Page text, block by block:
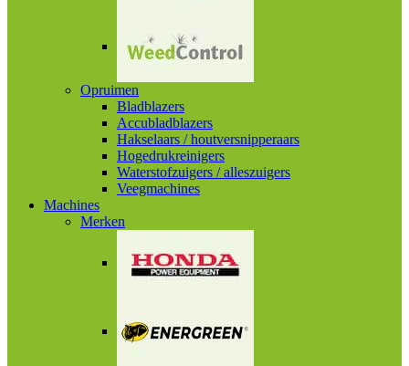
Opruimen
Bladblazers
Accubladblazers
Hakselaars / houtversnipperaars
Hogedrukreinigers
Waterstofzuigers / alleszuigers
Veegmachines
Machines
Merken